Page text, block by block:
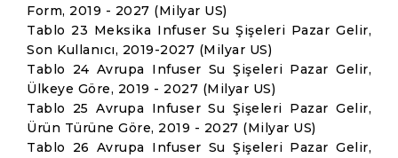
Form, 2019 - 2027 (Milyar US)
Tablo 23 Meksika Infuser Su Şişeleri Pazar Gelir,
Son Kullanıcı, 2019-2027 (Milyar US)
Tablo 24 Avrupa Infuser Su Şişeleri Pazar Gelir,
Ülkeye Göre, 2019 - 2027 (Milyar US)
Tablo 25 Avrupa Infuser Su Şişeleri Pazar Gelir,
Ürün Türüne Göre, 2019 - 2027 (Milyar US)
Tablo 26 Avrupa Infuser Su Şişeleri Pazar Gelir,